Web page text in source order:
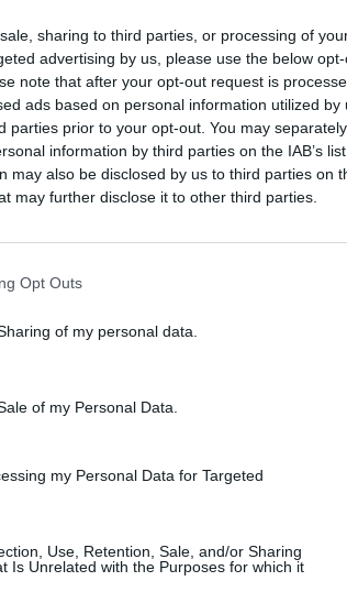
sharing to third parties, or processing of
advertising by us, please use the below
note that after your opt-out request is
ads based on personal information utilized by
parties prior to your opt-out. You may
information by third parties on the IAB’s
may also be disclosed by us to third parties on
may further disclose it to other third parties.
Opt Outs
of my personal data.
of my Personal Data.
my Personal Data for Targeted
Use, Retention, Sale, and/or Sharing
Is Unrelated with the Purposes for which it
dopo 15 anni di serie D